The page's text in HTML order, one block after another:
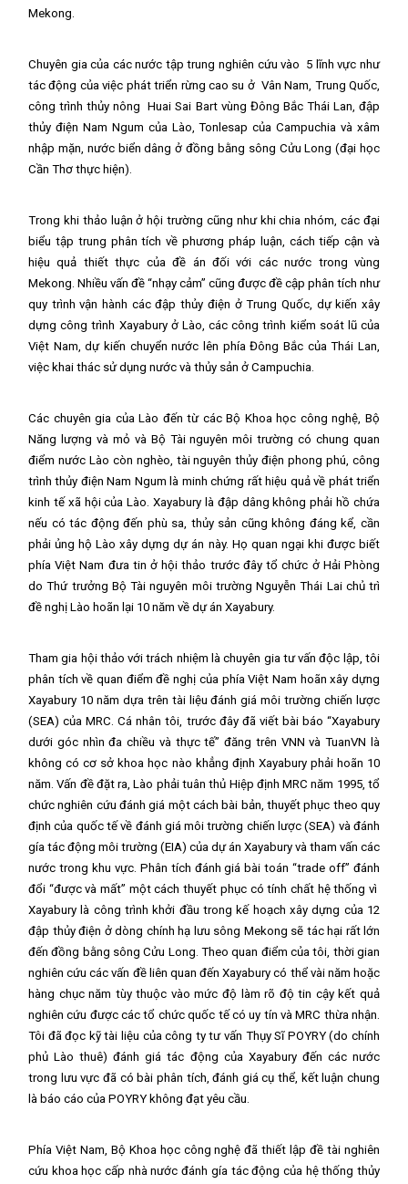
Mekong.
Chuyên gia của các nước tập trung nghiên cứu vào 5 lĩnh vực như
tác động của việc phát triển rừng cao su ở Vân Nam, Trung Quốc,
công trình thủy nông
Huai Sai Bart vùng Đông Bắc Thái Lan, đập
thủy điện Nam Ngum của Lào, Tonlesap của Campuchia và xâm
nhập mặn, nước biển dâng ở đồng bằng sông Cửu Long (đại học
Cần Thơ thực hiện).
Trong khi thảo luận ở hội trường cũng như khi chia nhóm, các đại
biểu tập trung phân tích về phương pháp luận, cách tiếp cận và
hiệu quả thiết thực của đề án đối với các nước trong vùng
Mekong. Nhiều vấn đề “nhạy cảm” cũng được đề cập phân tích như
quy trình vận hành các đập thủy điện ở Trung Quốc, dự kiến xây
dựng công trình Xayabury ở Lào, các công trình kiểm soát lũ của
Việt Nam, dự kiến chuyển nước lên phía Đông Bắc của Thái Lan,
việc khai thác sử dụng nước và thủy sản ở Campuchia.
Các chuyên gia của Lào đến từ các Bộ Khoa học công nghệ, Bộ
Năng lượng và mỏ và Bộ Tài nguyên môi trường có chung quan
điểm nước Lào còn nghèo, tài nguyên thủy điện phong phú, công
trình thủy điện Nam Ngum là minh chứng rất hiệu quả về phát triển
kinh tế xã hội của Lào. Xayabury là đập dâng không phải hồ chứa
nếu có tác động đến phù sa, thủy sản cũng không đáng kể, cần
phải ủng hộ Lào xây dựng dự án này. Họ quan ngại khi được biết
phía Việt Nam đưa tin ở hội thảo trước đây tổ chức ở Hải Phòng
do Thứ trưởng Bộ Tài nguyên môi trường Nguyễn Thái Lai chủ trì
đề nghị Lào hoãn lại 10 năm về dự án Xayabury.
Tham gia hội thảo với trách nhiệm là chuyên gia tư vấn độc lập, tôi
phân tích về quan điểm đề nghị của phía Việt Nam hoãn xây dựng
Xayabury 10 năm dựa trên tài liệu đánh giá môi trường chiến lược
(SEA) của MRC. Cá nhân tôi, trước đây đã viết bài báo “Xayabury
dưới góc nhìn đa chiều và thực tế” đăng trên VNN và TuanVN là
không có cơ sở khoa học nào khẳng định Xayabury phải hoãn 10
năm. Vấn đề đặt ra, Lào phải tuân thủ Hiệp định MRC năm 1995, tổ
chức nghiên cứu đánh giá một cách bài bản, thuyết phục theo quy
định của quốc tế về đánh giá môi trường chiến lược (SEA) và đánh
gía tác động môi trường (EIA) của dự án Xayabury và tham vấn các
nước trong khu vực. Phân tích đánh giá bài toán “trade off” đánh
đổi “được và mất” một cách thuyết phục có tính chất hệ thống vì
Xayabury là công trình khởi đầu trong kế hoạch xây dựng của 12
đập thủy điện ở dòng chính hạ lưu sông Mekong sẽ tác hại rất lớn
đến đồng bằng sông Cửu Long. Theo quan điểm của tôi, thời gian
nghiên cứu các vấn đề liên quan đến Xayabury có thể vài năm hoặc
hàng chục năm tùy thuộc vào mức độ làm rõ độ tin cậy kết quả
nghiên cứu được các tổ chức quốc tế có uy tín và MRC thừa nhận.
Tôi đã đọc kỹ tài liệu của công ty tư vấn Thụy Sĩ POYRY (do chính
phủ Lào thuê) đánh giá tác động của Xayabury đến các nước
trong lưu vực đã có bài phân tích, đánh giá cụ thể, kết luận chung
là báo cáo của POYRY không đạt yêu cầu.
Phía Việt Nam, Bộ Khoa học công nghệ đã thiết lập đề tài nghiên
cứu khoa học cấp nhà nước đánh gía tác động của hệ thống thủy